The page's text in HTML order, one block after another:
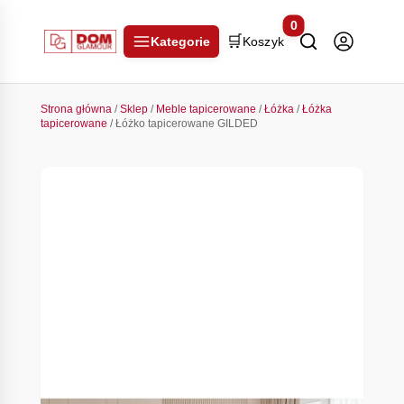
Kategorie 🛒 Koszyk
0
Strona główna/Sklep/ Meble tapicerowane /Łóżka/Łóżka
tapicerowane / Łóżko tapicerowane GILDED